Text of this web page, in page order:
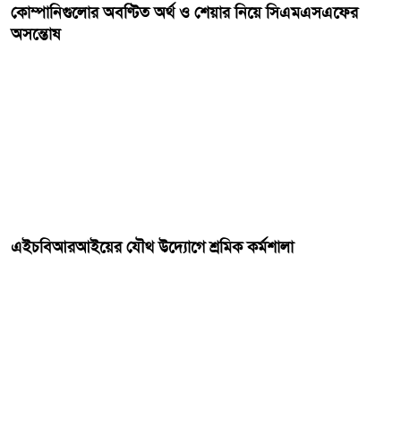
কোম্পানিগুলোর অবণ্টিত অর্থ ও শেয়ার নিয়ে সিএমএসএফের
অসন্তোষ
এইচবিআরআইয়ের যৌথ উদ্যোগে শ্রমিক কর্মশালা